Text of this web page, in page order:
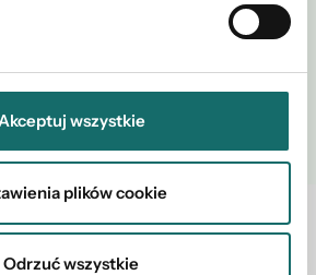
wszystkie
plików cookie
Odrzuć wszystkie
WYŚLIJ
w okolicy